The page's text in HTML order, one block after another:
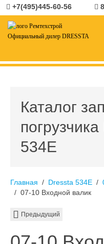
+7(495)445-60-56
Официальный дилер DRESSTA
Каталог
534E
Главная Dressta 534E
07-10 Входной валик
Предыдущий